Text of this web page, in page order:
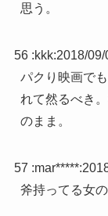
思う。
56 :kkk:2018/
パクり映画で
れて然るべき
のまま。
57 :mar*****:
斧持ってる女